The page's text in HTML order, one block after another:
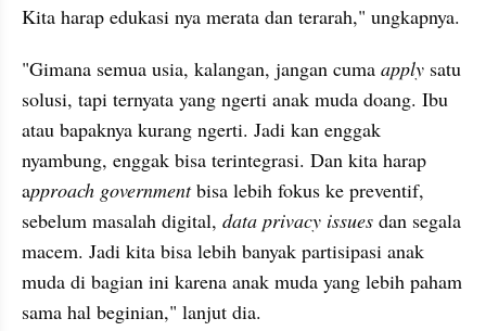
Kita harap edukasi nya merata dan terarah," ungkapnya.
"Gimana semua usia, kalangan, jangan cuma apply satu
solusi, tapi ternyata yang ngerti anak muda doang. Ibu
atau bapaknya kurang ngerti. Jadi kan enggak
nyambung, enggak bisa terintegrasi. Dan kita harap
approach government bisa lebih fokus ke preventif,
sebelum masalah digital, data privacy issues dan segala
macem. Jadi kita bisa lebih banyak partisipasi anak
muda di bagian ini karena anak muda yang lebih paham
sama hal beginian," lanjut dia.